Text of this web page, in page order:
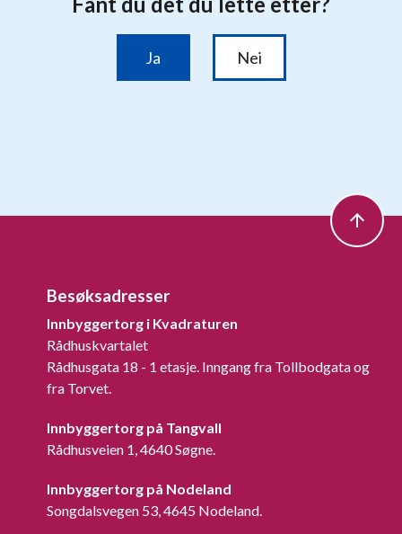
Besøksadresser
Innbyggertorg i Kvadraturen
Rådhuskvartalet
Rådhusgata 18 - 1 etasje. Inngang fra Tollbodgata og
fra Torvet.
Innbyggertorg på Tangvall
Rådhusveien 1, 4640 Søgne.
Innbyggertorg på Nodeland
Songdalsvegen 53, 4645 Nodeland.